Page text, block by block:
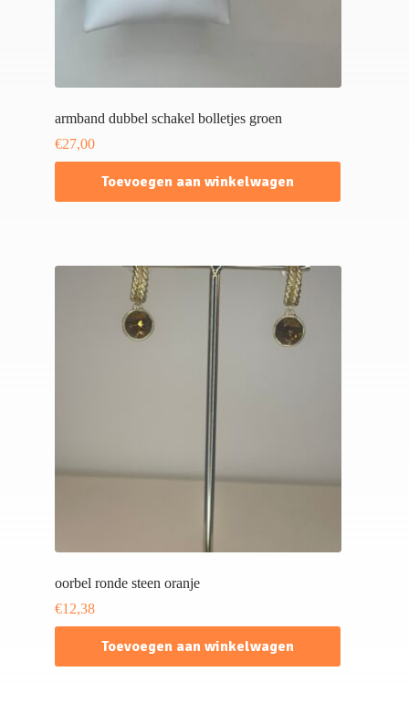
armband dubbel schakel bolletjes groen
€27,00
Toevoegen aan winkelwagen
oorbel ronde steen oranje
€12,38
Toevoegen aan winkelwagen